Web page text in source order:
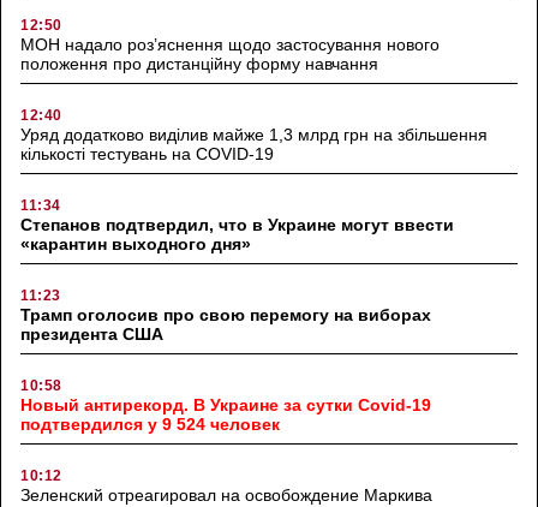
12:50
МОН надало роз’яснення щодо застосування нового
положення про дистанційну форму навчання
12:40
Уряд додатково виділив майже 1,3 млрд грн на збільшення
кількості тестувань на COVID-19
11:34
Степанов подтвердил, что в Украине могут ввести
«карантин выходного дня»
11:23
Трамп оголосив про свою перемогу на виборах
президента США
10:58
Новый антирекорд. В Украине за сутки Covid-19
подтвердился у 9 524 человек
10:12
Зеленский отреагировал на освобождение Маркива